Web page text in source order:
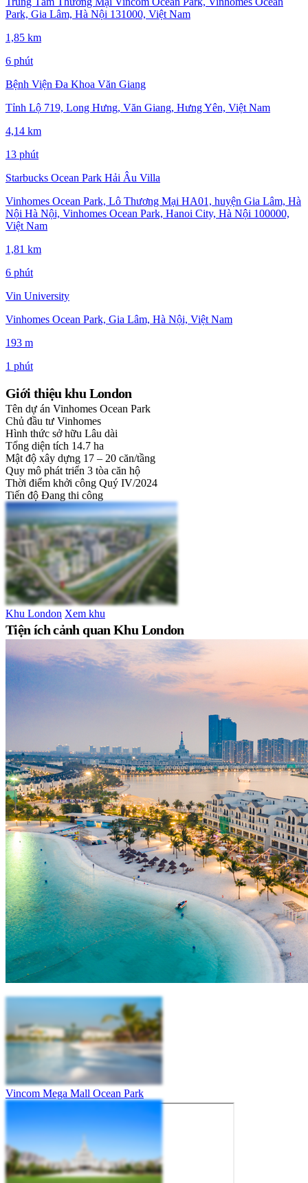
Park, Gia Lâm, Hà Nội 131000, Việt Nam
1,85 km
6 phút
Bệnh Viện Đa Khoa Văn Giang
Tỉnh Lộ 719, Long Hưng, Văn Giang, Hưng Yên, Việt Nam
4,14 km
13 phút
Starbucks Ocean Park Hải Âu Villa
Vinhomes Ocean Park, Lô Thương Mại HA01, huyện Gia Lâm, Hà
Nội Hà Nội, Vinhomes Ocean Park, Hanoi City, Hà Nội 100000,
Việt Nam
1,81 km
6 phút
Vin University
Vinhomes Ocean Park, Gia Lâm, Hà Nội, Việt Nam
193 m
1 phút
Giới thiệu khu London
Tên dự án Vinhomes Ocean Park
Chủ đầu tư Vinhomes
Hình thức sở hữu Lâu dài
Tổng diện tích 14.7 ha
Mật độ xây dựng 17 – 20 căn/tầng
Quy mô phát triển 3 tòa căn hộ
Thời điểm khởi công Quý IV/2024
Tiến độ Đang thi công
Khu London Xem khu
Tiện ích cảnh quan Khu London
Vincom Mega Mall Ocean Park